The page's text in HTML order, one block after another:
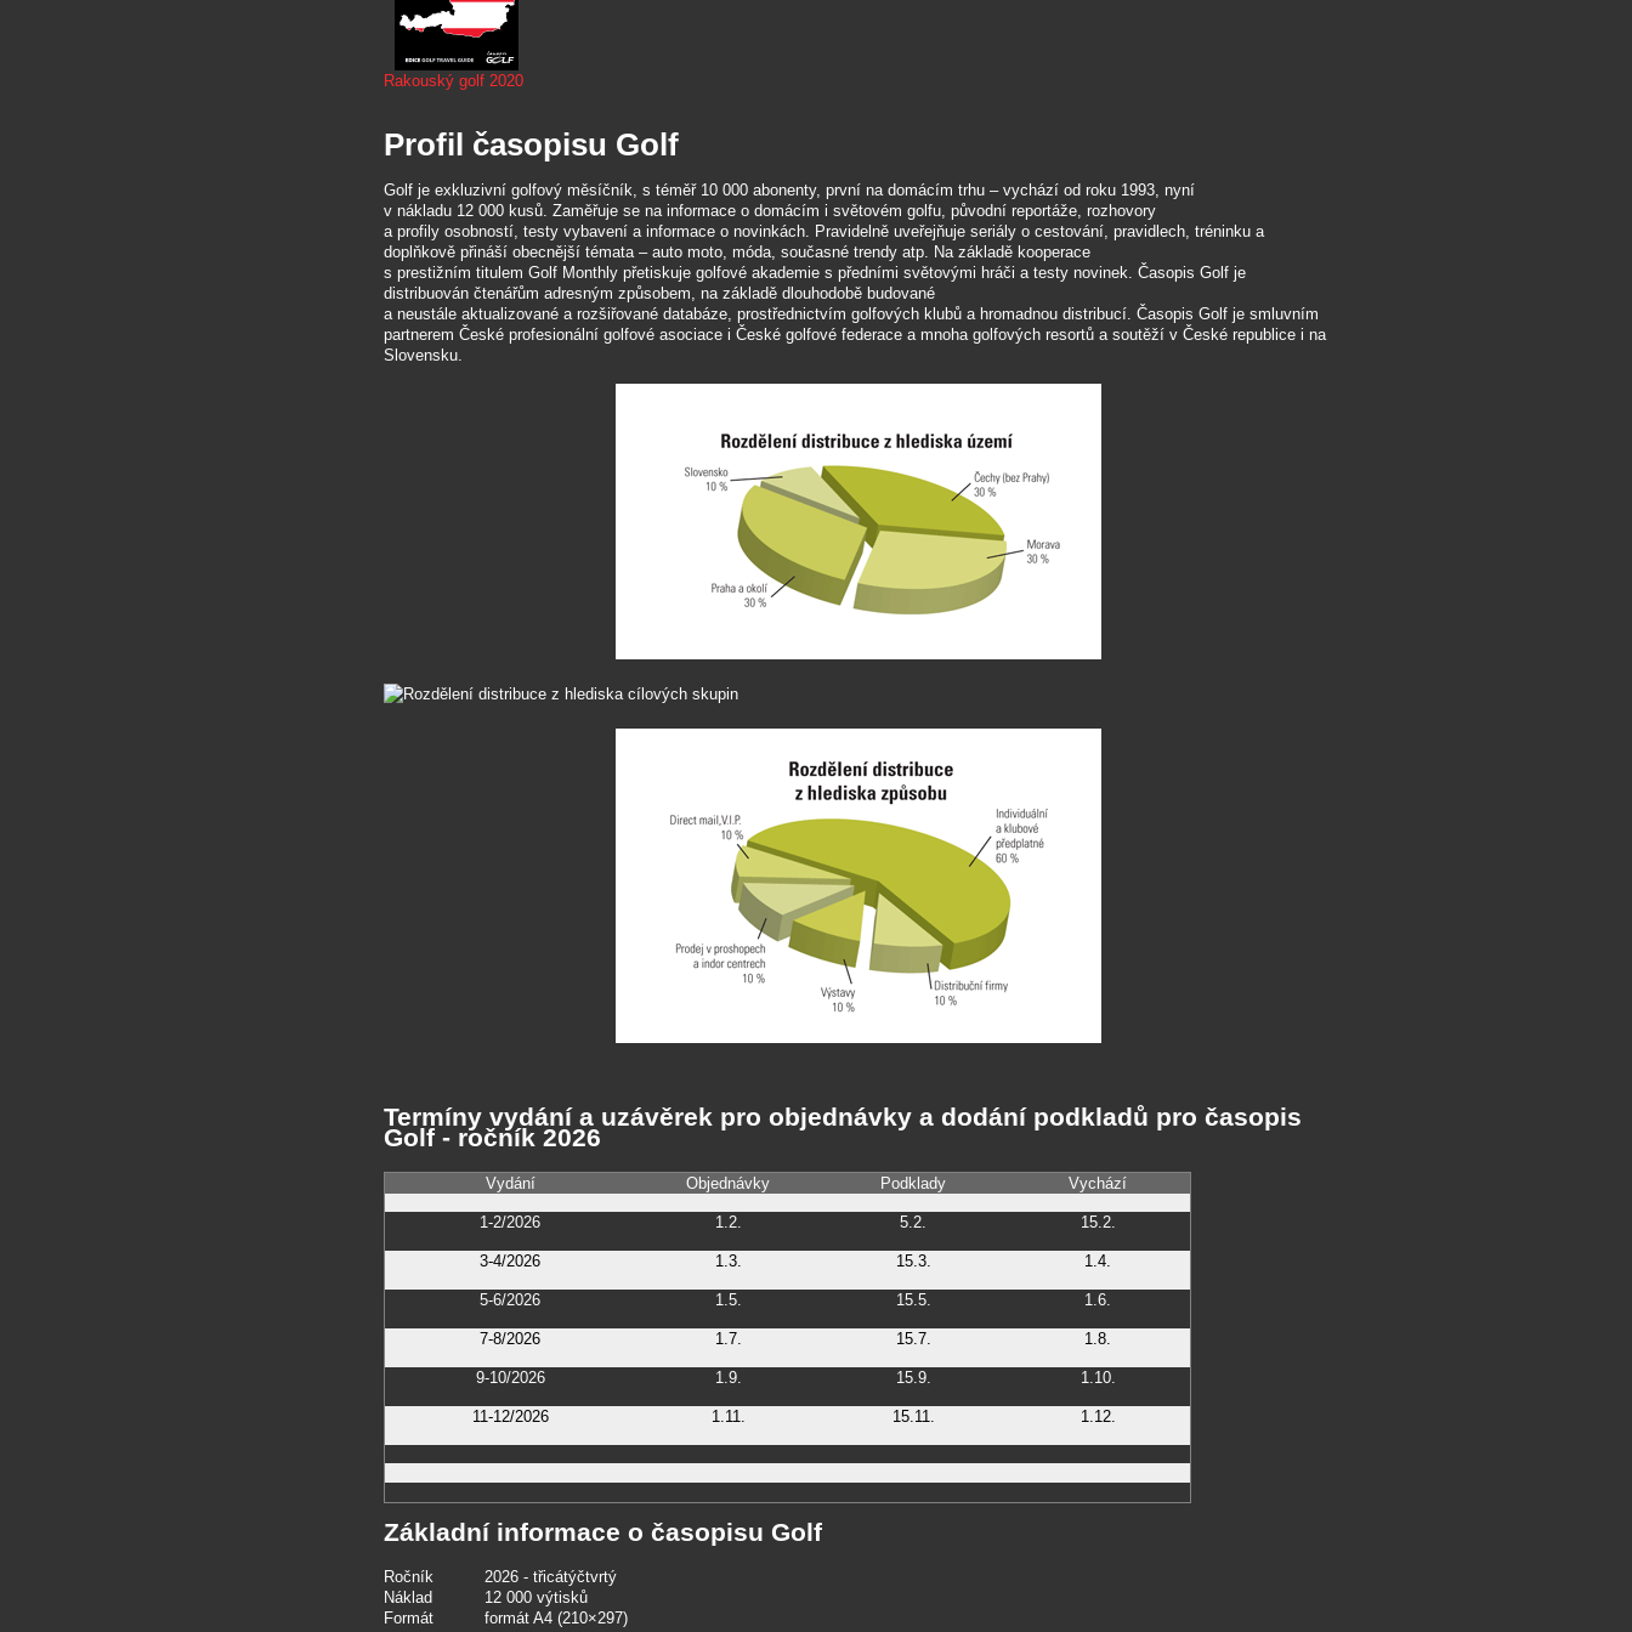
Rakouský golf 2020
Profil časopisu Golf
Golf je exkluzivní golfový měsíčník, s téměř 10 000 abonenty, první na domácím trhu – vychází od roku 1993, nyní
v nákladu 12 000 kusů. Zaměřuje se na informace o domácím i světovém golfu, původní reportáže, rozhovory
a profily osobností, testy vybavení a informace o novinkách. Pravidelně uveřejňuje seriály o cestování, pravidlech, tréninku a
doplňkově přináší obecnější témata – auto moto, móda, současné trendy atp. Na základě kooperace
s prestižním titulem Golf Monthly přetiskuje golfové akademie s předními světovými hráči a testy novinek. Časopis Golf je
distribuován čtenářům adresným způsobem, na základě dlouhodobě budované
a neustále aktualizované a rozšiřované databáze, prostřednictvím golfových klubů a hromadnou distribucí. Časopis Golf je smluvním
partnerem České profesionální golfové asociace i České golfové federace a mnoha golfových resortů a soutěží v České republice i na
Slovensku.
Termíny vydání a uzávěrek pro objednávky a dodání podkladů pro časopis
Golf - ročník 2026
Vydání Objednávky Podklady Vychází
1-2/2026 1.2. 5.2. 15.2.
3-4/2026 1.3. 15.3. 1.4.
5-6/2026 1.5. 15.5. 1.6.
7-8/2026 1.7. 15.7. 1.8.
9-10/2026 1.9. 15.9. 1.10.
11-12/2026 1.11. 15.11. 1.12.
Základní informace o časopisu Golf
Ročník
2026 - třicátýčtvrtý
Náklad
12 000 výtisků
Formát
formát A4 (210×297)